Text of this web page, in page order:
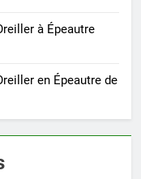
à Épeautre
en Épeautre de